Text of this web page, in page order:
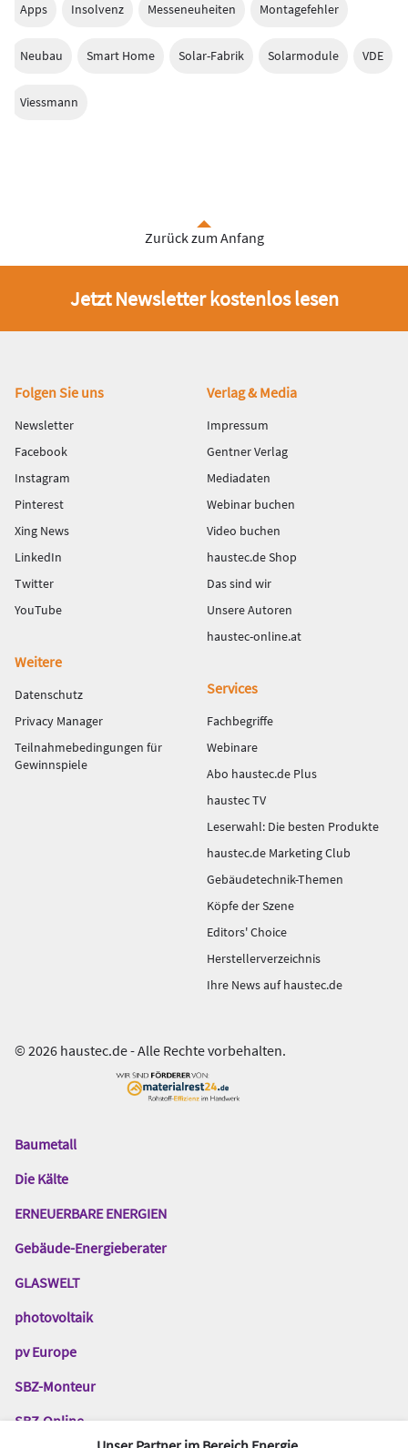
Apps Insolvenz Messeneuheiten Montagefehler
Neubau Smart Home Solar-Fabrik Solarmodule VDE
Viessmann
Zurück zum Anfang
Jetzt Newsletter kostenlos lesen
Fußbereich
Folgen Sie uns
Newsletter
Facebook
Instagram
Pinterest
Xing News
LinkedIn
Twitter
YouTube
Verlag & Media
Impressum
Gentner Verlag
Mediadaten
Webinar buchen
Video buchen
haustec.de Shop
Das sind wir
Unsere Autoren
haustec-online.at
Weitere
Datenschutz
Privacy Manager
Teilnahmebedingungen für
Gewinnspiele
Services
Fachbegriffe
Webinare
Abo haustec.de Plus
haustec TV
Leserwahl: Die besten Produkte
haustec.de Marketing Club
Gebäudetechnik-Themen
Köpfe der Szene
Editors' Choice
Herstellerverzeichnis
Ihre News auf haustec.de
© 2026 haustec.de - Alle Rechte vorbehalten.
Das
Gentner
Baumetall
Die Kälte
ERNEUERBARE ENERGIEN
Gebäude-Energieberater
GLASWELT
photovoltaik
pv Europe
SBZ-Monteur
SBZ-Online